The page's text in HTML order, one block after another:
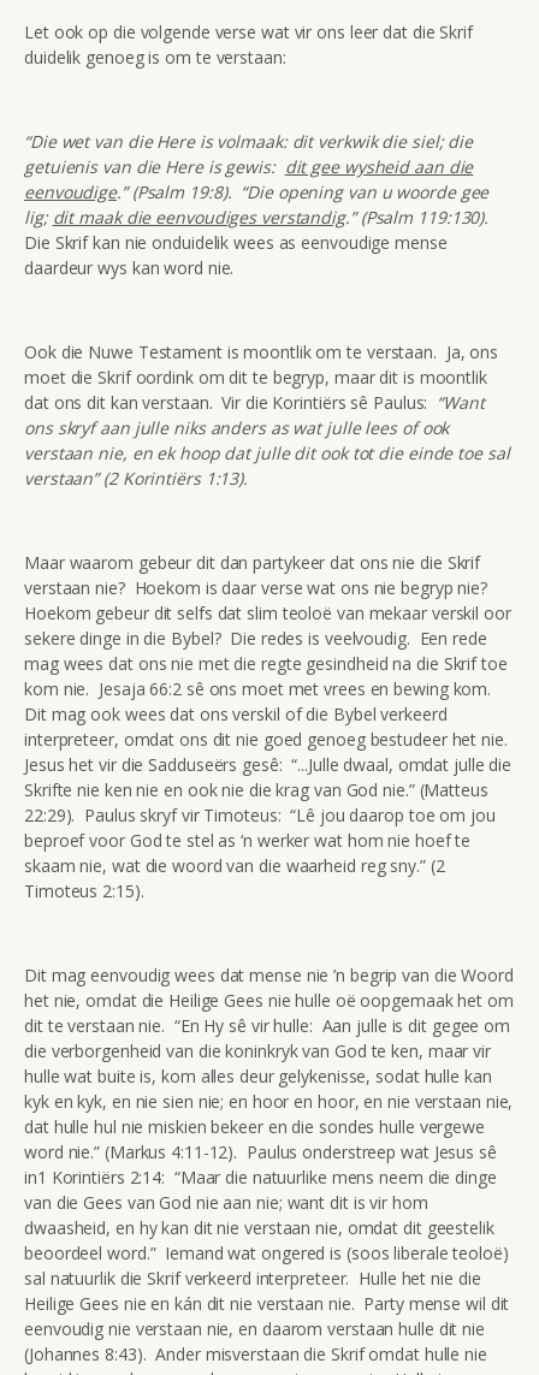
Let ook op die volgende verse wat vir ons leer dat die Skrif
duidelik genoeg is om te verstaan:
“Die wet van die Here is volmaak: dit verkwik die siel; die
getuienis van die Here is gewis: dit gee wysheid aan die
eenvoudige.” (Psalm 19:8). “Die opening van u woorde gee
lig; dit maak die eenvoudiges verstandig.” (Psalm 119:130).
Die Skrif kan nie onduidelik wees as eenvoudige mense
daardeur wys kan word nie.
Ook die Nuwe Testament is moontlik om te verstaan. Ja, ons
moet die Skrif oordink om dit te begryp, maar dit is moontlik
dat ons dit kan verstaan. Vir die Korintiërs sê Paulus: “Want
ons skryf aan julle niks anders as wat julle lees of ook
verstaan nie, en ek hoop dat julle dit ook tot die einde toe sal
verstaan” (2 Korintiërs 1:13).
Maar waarom gebeur dit dan partykeer dat ons nie die Skrif
verstaan nie? Hoekom is daar verse wat ons nie begryp nie?
Hoekom gebeur dit selfs dat slim teoloë van mekaar verskil oor
sekere dinge in die Bybel? Die redes is veelvoudig. Een rede
mag wees dat ons nie met die regte gesindheid na die Skrif toe
kom nie. Jesaja 66:2 sê ons moet met vrees en bewing kom.
Dit mag ook wees dat ons verskil of die Bybel verkeerd
interpreteer, omdat ons dit nie goed genoeg bestudeer het nie.
Jesus het vir die Sadduseërs gesê: “...Julle dwaal, omdat julle die
Skrifte nie ken nie en ook nie die krag van God nie.” (Matteus
22:29). Paulus skryf vir Timoteus: “Lê jou daarop toe om jou
beproef voor God te stel as ‘n werker wat hom nie hoef te
skaam nie, wat die woord van die waarheid reg sny.” (2
Timoteus 2:15).
Dit mag eenvoudig wees dat mense nie ’n begrip van die Woord
het nie, omdat die Heilige Gees nie hulle oë oopgemaak het om
dit te verstaan nie. “En Hy sê vir hulle: Aan julle is dit gegee om
die verborgenheid van die koninkryk van God te ken, maar vir
hulle wat buite is, kom alles deur gelykenisse, sodat hulle kan
kyk en kyk, en nie sien nie; en hoor en hoor, en nie verstaan nie,
dat hulle hul nie miskien bekeer en die sondes hulle vergewe
word nie.” (Markus 4:11-12). Paulus onderstreep wat Jesus sê
in1 Korintiërs 2:14: “Maar die natuurlike mens neem die dinge
van die Gees van God nie aan nie; want dit is vir hom
dwaasheid, en hy kan dit nie verstaan nie, omdat dit geestelik
beoordeel word.” Iemand wat ongered is (soos liberale teoloë)
sal natuurlik die Skrif verkeerd interpreteer. Hulle het nie die
Heilige Gees nie en kán dit nie verstaan nie. Party mense wil dit
eenvoudig nie verstaan nie, en daarom verstaan hulle dit nie
(Johannes 8:43). Ander misverstaan die Skrif omdat hulle nie